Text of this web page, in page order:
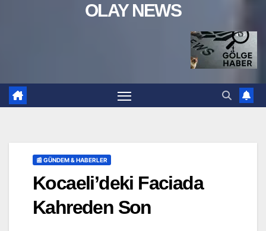
OLAY NEWS
📰 GÜNDEM & HABERLER
Kocaeli’deki Faciada
Kahreden Son